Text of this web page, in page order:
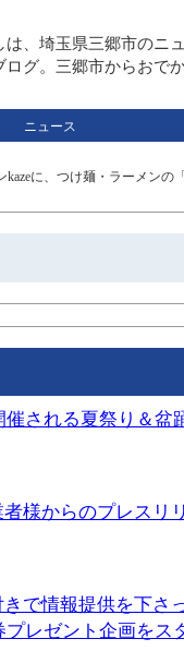
は、埼玉県三郷市のニ
ログ。三郷市からおで
ニュース
kazeに、つけ麺・ラーメンの
催される夏祭り＆盆
様からのプレスリ
で情報提供を下さ
レゼント企画をス